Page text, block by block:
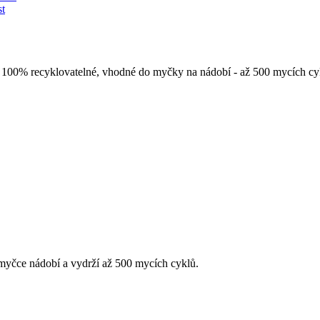
recyklovatelné, vhodné do myčky na nádobí - až 500
nádobí a vydrží až 500 mycích cyklů.